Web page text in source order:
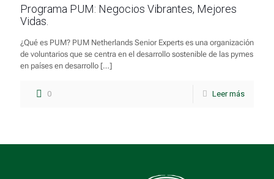
Programa PUM: Negocios Vibrantes, Mejores
Vidas.
¿Qué es PUM? PUM Netherlands Senior Experts es una organización
de voluntarios que se centra en el desarrollo sostenible de las pymes
en países en desarrollo […]
0 Leer más